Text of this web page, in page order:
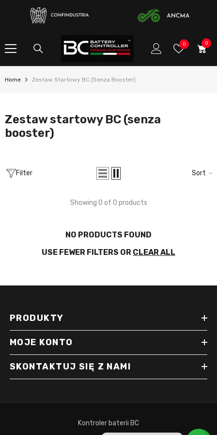
0Wish
0
0
Home Zestaw Startowy BC (senza Booster)
Zestaw startowy BC (senza
booster)
Filter Sort
Showing 0 of 0 products
NO PRODUCTS FOUND
USE FEWER FILTERS OR CLEAR ALL
PRODUKTY
MOJE KONTO
SKONTAKTUJ SIĘ Z NAMI
Kontroler baterii BC